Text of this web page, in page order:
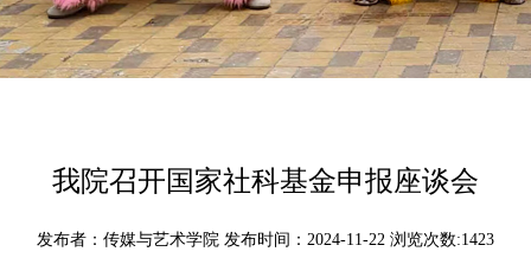
我院召开国家社科基金申报座谈会
发布者：传媒与艺术学院 发布时间：2024-11-22 浏览次数:1423